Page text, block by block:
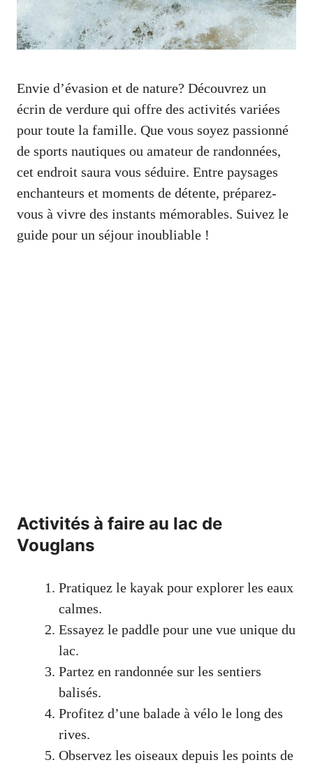
Envie d’évasion et de nature? Découvrez un
écrin de verdure qui offre des activités variées
pour toute la famille. Que vous soyez passionné
de sports nautiques ou amateur de randonnées,
cet endroit saura vous séduire. Entre paysages
enchanteurs et moments de détente, préparez-
vous à vivre des instants mémorables. Suivez le
guide pour un séjour inoubliable !
Activités à faire au lac de
Vouglans
Pratiquez le kayak pour explorer les eaux
calmes.
Essayez le paddle pour une vue unique du
lac.
Partez en randonnée sur les sentiers
balisés.
Profitez d’une balade à vélo le long des
rives.
Observez les oiseaux depuis les points de